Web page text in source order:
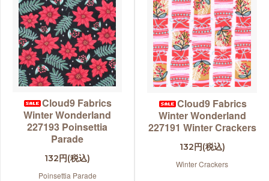
Cloud9 Fabrics
Winter Wonderland
227193 Poinsettia
Parade
132円(税込)
Poinsettia Parade
Cloud9 Fabrics
Winter Wonderland
227191 Winter Crackers
132円(税込)
Winter Crackers